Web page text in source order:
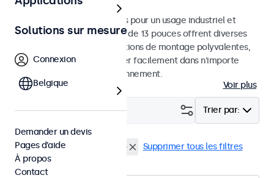
Moniteurs 13 pouces conçus pour un usage industriel et
commercial. Ces moniteurs de 13 pouces offrent diverses
connexions vidéo et des options de montage polyvalentes,
leur permettant de s'intégrer facilement dans n'importe
quelle application et environnement.
Voir plus
Trier par:
Filtrer (0)
Écrans 13 pouces 4:3 / 5:4 Supprimer tous les filtres
Solutions sur mesure
Connexion
Belgique
Demander un devis
Pages d’aide
À propos
Contact